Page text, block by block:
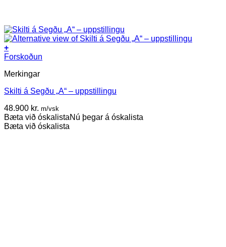
+
Forskoðun
Merkingar
Skilti á Segðu „A“ – uppstillingu
48.900 kr. m/vsk
Bæta við óskalistaNú þegar á óskalista
Bæta við óskalista